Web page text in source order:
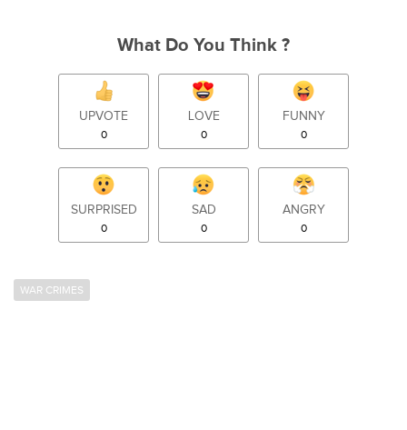
What Do You Think ?
UPVOTE
0
LOVE
0
FUNNY
0
SURPRISED
0
SAD
0
ANGRY
0
WAR CRIMES